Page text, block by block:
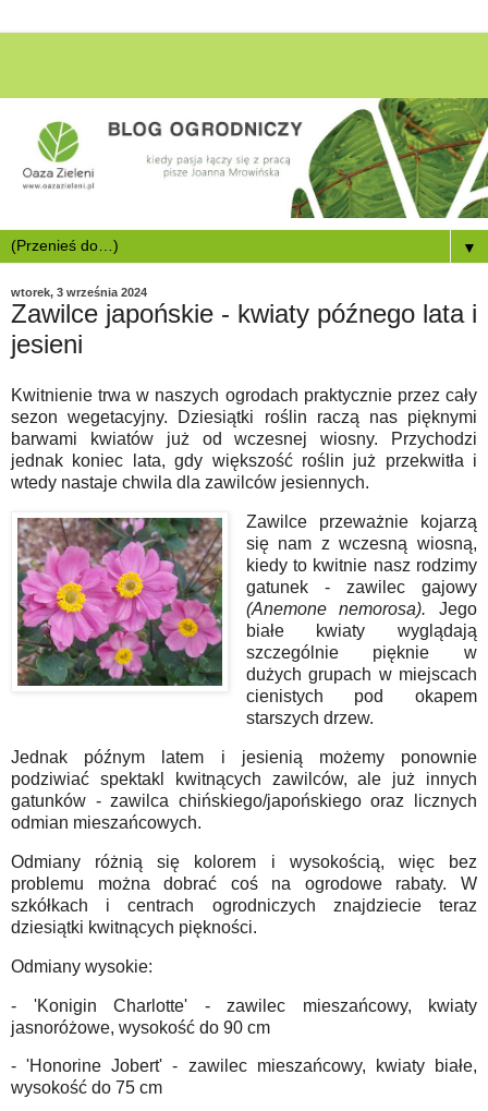
▼
wtorek, 3 września 2024
Zawilce japońskie - kwiaty późnego lata i
jesieni
Kwitnienie trwa w naszych ogrodach praktycznie przez cały
sezon wegetacyjny. Dziesiątki roślin raczą nas pięknymi
barwami kwiatów już od wczesnej wiosny. Przychodzi
jednak koniec lata, gdy większość roślin już przekwitła i
wtedy nastaje chwila dla zawilców jesiennych.
Zawilce przeważnie kojarzą
się nam z wczesną wiosną,
kiedy to kwitnie nasz rodzimy
gatunek - zawilec gajowy
(Anemone nemorosa). Jego
białe kwiaty wyglądają
szczególnie pięknie w
dużych grupach w miejscach
cienistych pod okapem
starszych drzew.
Jednak późnym latem i jesienią możemy ponownie
podziwiać spektakl kwitnących zawilców, ale już innych
gatunków - zawilca chińskiego/japońskiego oraz licznych
odmian mieszańcowych.
Odmiany różnią się kolorem i wysokością, więc bez
problemu można dobrać coś na ogrodowe rabaty. W
szkółkach i centrach ogrodniczych znajdziecie teraz
dziesiątki kwitnących piękności.
Odmiany wysokie:
- 'Konigin Charlotte' - zawilec mieszańcowy, kwiaty
jasnoróżowe, wysokość do 90 cm
- 'Honorine Jobert' - zawilec mieszańcowy, kwiaty białe,
wysokość do 75 cm